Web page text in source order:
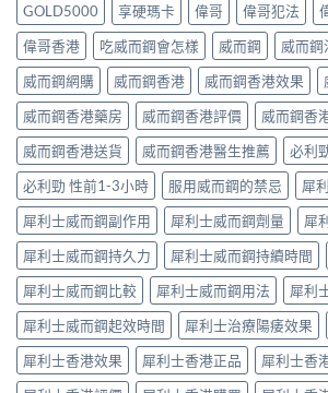
GOLD5000 享硬瑪卡 偉哥 偉哥犯法
偉哥香港
吃威而鋼會怎樣 威而鋼
威而鋼
威而鋼網購
威而鋼香港 威而鋼香港效果
威而鋼香港藥房
威而鋼香港評價
威而鋼香
威而鋼香港送貨
威而鋼香港醫生推薦
必利
必利勁 性前1-3小時
服用威而鋼的禁忌
犀
犀利士威而鋼副作用
犀利士威而鋼劑量
犀
犀利士威而鋼持久力
犀利士威而鋼持續時間
犀利士威而鋼比較
犀利士威而鋼用法
犀利
犀利士威而鋼起效時間
犀利士治療陽痿效果
犀利士香港效果
犀利士香港正品
犀利士香